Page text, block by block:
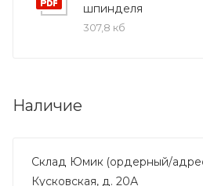
шпинделя
307,8 кб
Наличие
Склад Юмик (ордерный/
Кусковская, д. 20А